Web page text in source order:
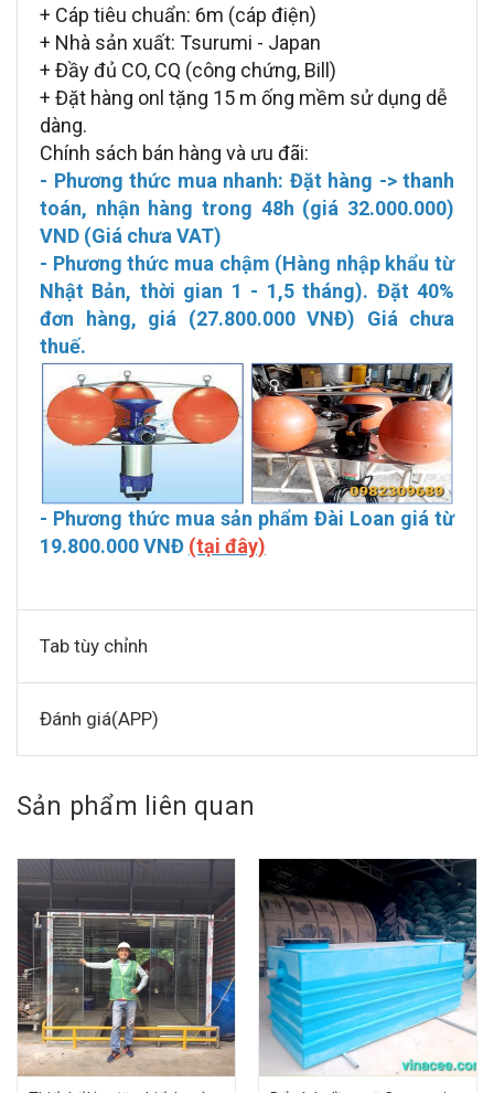
+ Cáp tiêu chuẩn: 6m (cáp điện)
+ Nhà sản xuất: Tsurumi - Japan
+ Đầy đủ CO, CQ (công chứng, Bill)
+ Đặt hàng onl tặng 15 m ống mềm sử dụng dễ
dàng.
Chính sách bán hàng và ưu đãi:
- Phương thức mua nhanh: Đặt hàng -> thanh
toán, nhận hàng trong 48h (giá 32.000.000)
VND (Giá chưa VAT)
- Phương thức mua chậm (Hàng nhập khẩu từ
Nhật Bản, thời gian 1 - 1,5 tháng). Đặt 40%
đơn hàng, giá (27.800.000 VNĐ) Giá chưa
thuế.
- Phương thức mua sản phẩm Đài Loan giá từ
19.800.000 VNĐ (tại đây)
Tab tùy chỉnh
Đánh giá(APP)
Sản phẩm liên quan